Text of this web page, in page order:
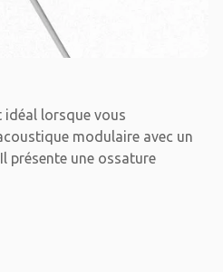
idéal lorsque vous
modulaire avec un
présente une ossature